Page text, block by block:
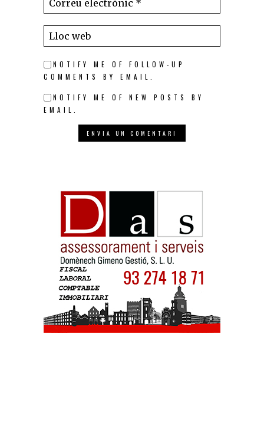
NOTIFY ME OF FOLLOW-UP
COMMENTS BY EMAIL.
NOTIFY ME OF NEW POSTS BY
EMAIL.